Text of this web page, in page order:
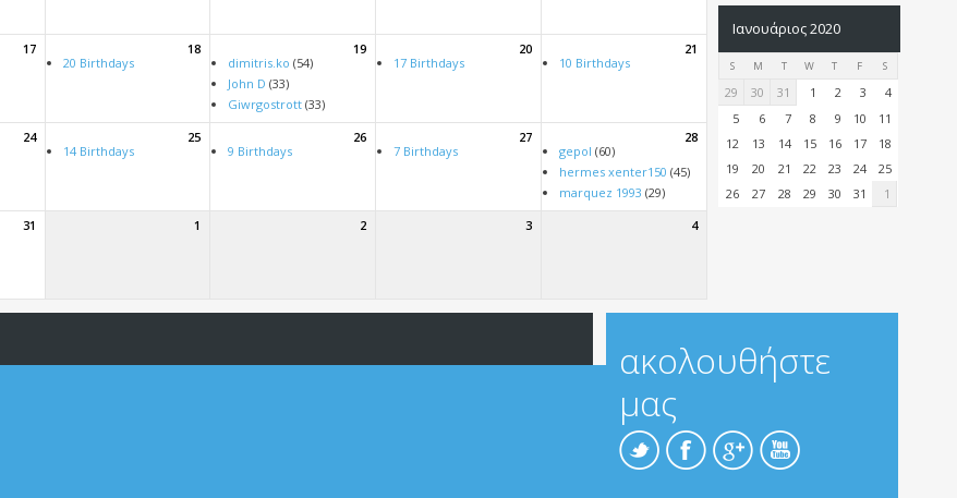
17
18
20 Birthdays
19
dimitris.ko (54)
John D (33)
Giwrgostrott (33)
20
17 Birthdays
21
10 Birthdays
24
25
14 Birthdays
26
9 Birthdays
27
7 Birthdays
28
gepol (60)
hermes xenter150 (45)
marquez 1993 (29)
31
1 2 3 4
Ιανουάριος 2020
S M T W T F S
29 30 31 1 2 3
4
5
6 7 8 9 10
11
12
13 14 15 16 17
18
19
20 21 22 23 24
25
26
27 28 29 30 31 1
ακολουθήστε
μας